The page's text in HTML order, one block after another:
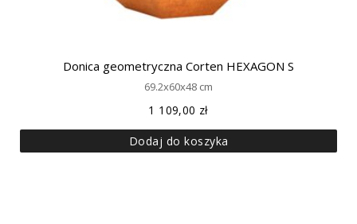
Donica geometryczna Corten HEXAGON S
69.2x60x48 cm
1 109,00 zł
Dodaj do koszyka